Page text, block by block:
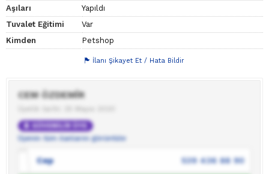
Aşıları
Yapıldı
Tuvalet Eğitimi
Var
Kimden
Petshop
İlanı Şikayet Et / Hata Bildir
CEM ÖZDEMİR
Üyenin tüm ilanlarını görüntüle
Cep 539 436 88 90